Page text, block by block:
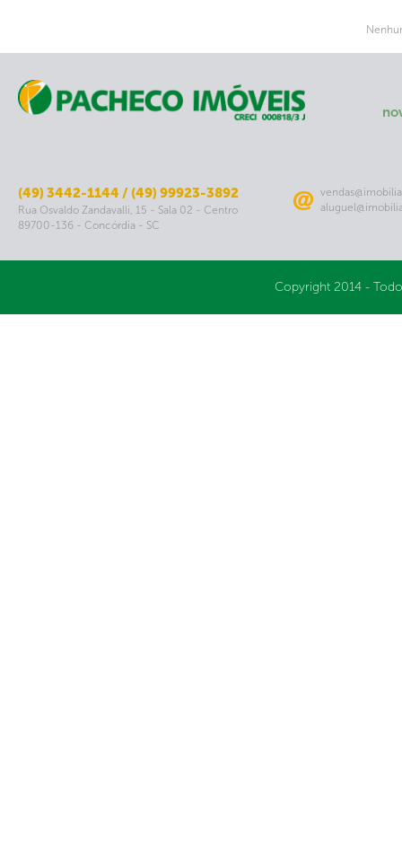
(49) 3442-1144 / (49) 99923-3892
Rua Osvaldo Zandavalli, 15 - Sala 02 - Centro
89700-136 - Concórdia - SC
Copyright 2014 -